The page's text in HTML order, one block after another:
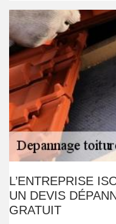
L’ENTREPRISE
UN DEVIS
GRATUIT